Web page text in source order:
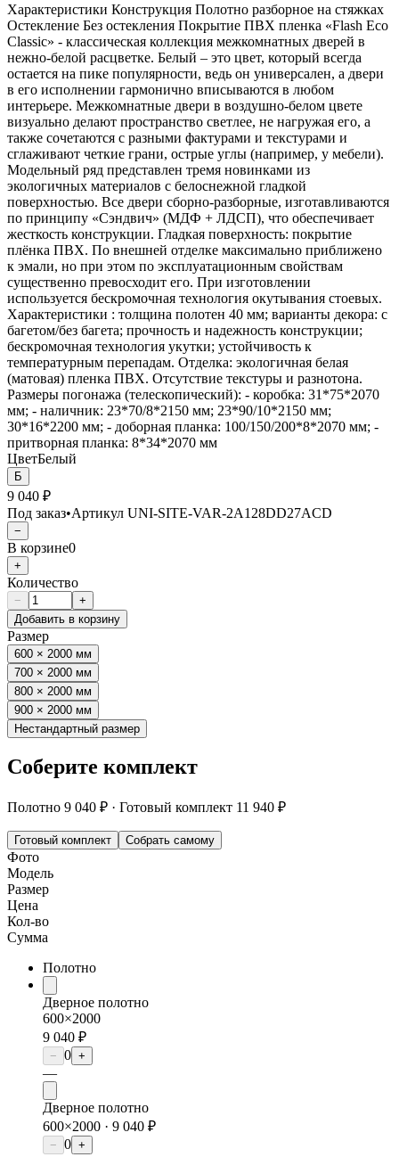
Характеристики Конструкция Полотно разборное на стяжках
Остекление Без остекления Покрытие ПВХ пленка «Flash Eco
Classic» - классическая коллекция межкомнатных дверей в
нежно-белой расцветке. Белый – это цвет, который всегда
остается на пике популярности, ведь он универсален, а двери
в его исполнении гармонично вписываются в любом
интерьере. Межкомнатные двери в воздушно-белом цвете
визуально делают пространство светлее, не нагружая его, а
также сочетаются с разными фактурами и текстурами и
сглаживают четкие грани, острые углы (например, у мебели).
Модельный ряд представлен тремя новинками из
экологичных материалов с белоснежной гладкой
поверхностью. Все двери сборно-разборные, изготавливаются
по принципу «Сэндвич» (МДФ + ЛДСП), что обеспечивает
жесткость конструкции. Гладкая поверхность: покрытие
плёнка ПВХ. По внешней отделке максимально приближено
к эмали, но при этом по эксплуатационным свойствам
существенно превосходит его. При изготовлении
используется бескромочная технология окутывания стоевых.
Характеристики : толщина полотен 40 мм; варианты декора: с
багетом/без багета; прочность и надежность конструкции;
бескромочная технология укутки; устойчивость к
температурным перепадам. Отделка: экологичная белая
(матовая) пленка ПВХ. Отсутствие текстуры и разнотона.
Размеры погонажа (телескопический): - коробка: 31*75*2070
мм; - наличник: 23*70/8*2150 мм; 23*90/10*2150 мм;
30*16*2200 мм; - доборная планка: 100/150/200*8*2070 мм; -
притворная планка: 8*34*2070 мм
ЦветБелый
Б
9 040 ₽
Под заказ•Артикул UNI-SITE-VAR-2A128DD27ACD
−
В корзине0
+
Количество
−
+
Добавить в корзину
Размер
600 × 2000 мм
700 × 2000 мм
800 × 2000 мм
900 × 2000 мм
Нестандартный размер
Соберите комплект
Полотно 9 040 ₽ · Готовый комплект 11 940 ₽
Готовый комплект Собрать самому
Фото
Модель
Размер
Цена
Кол-во
Сумма
Полотно
Дверное полотно
600×2000
9 040 ₽
− 0 +
—
Дверное полотно
600×2000 · 9 040 ₽
− 0 +